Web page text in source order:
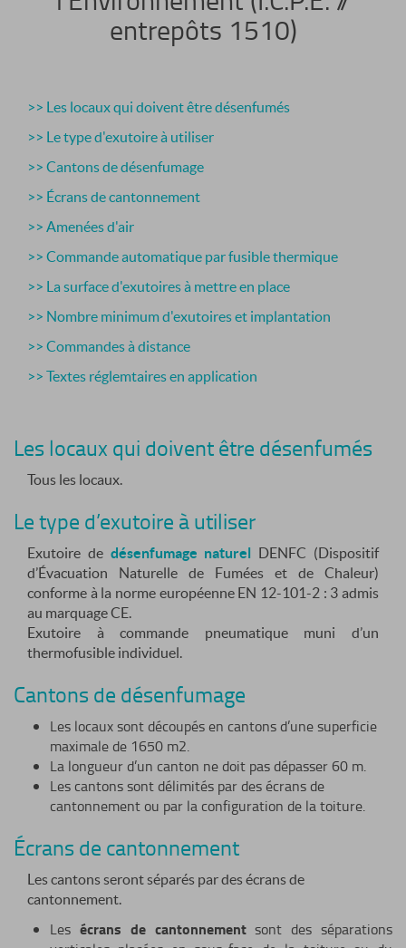
entrepôts 1510)
>> Les locaux qui doivent être désenfumés
>> Le type d'exutoire à utiliser
>> Cantons de désenfumage
>> Écrans de cantonnement
>> Amenées d'air
>> Commande automatique par fusible thermique
>> La surface d'exutoires à mettre en place
>> Nombre minimum d'exutoires et implantation
>> Commandes à distance
>> Textes réglemtaires en application
Les locaux qui doivent être désenfumés
Tous les locaux.
Le type d’exutoire à utiliser
Exutoire de désenfumage naturel DENFC (Dispositif
d’Évacuation Naturelle de Fumées et de Chaleur)
conforme à la norme européenne EN 12-101-2 : 3 admis
au marquage CE.
Exutoire à commande pneumatique muni d’un
thermofusible individuel.
Cantons de désenfumage
Les locaux sont découpés en cantons d’une superficie
maximale de 1650 m2.
La longueur d’un canton ne doit pas dépasser 60 m.
Les cantons sont délimités par des écrans de
cantonnement ou par la configuration de la toiture.
Écrans de cantonnement
Les cantons seront séparés par des écrans de
cantonnement.
Les écrans de cantonnementsont des séparations